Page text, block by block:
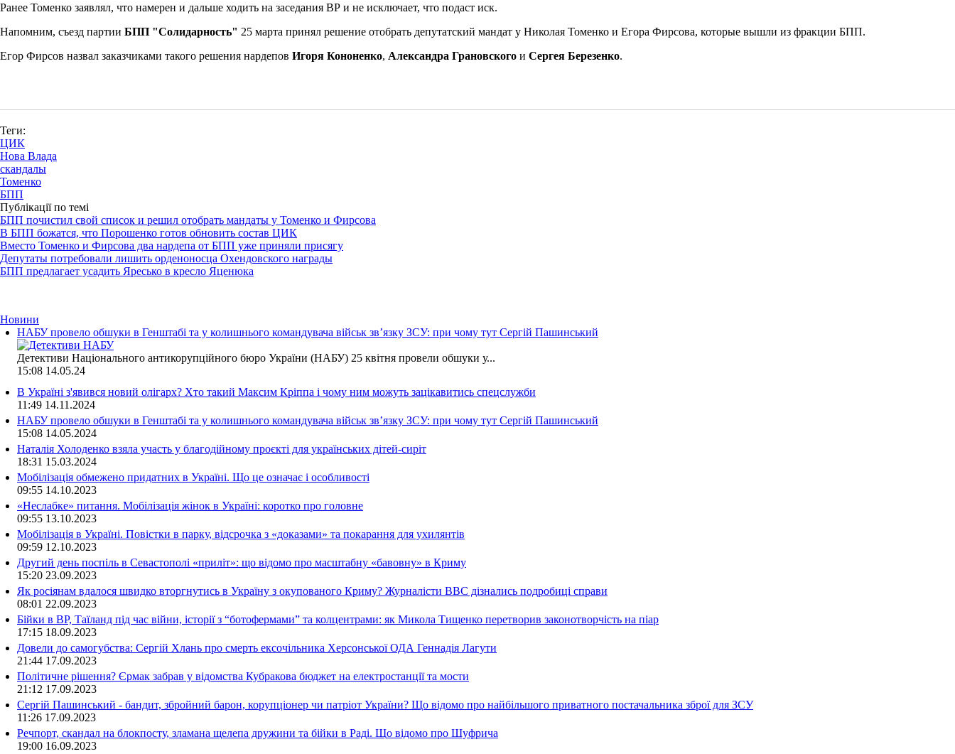
Ранее Томенко заявлял, что намерен и дальше ходить на заседания ВР и не исключает, что подаст иск.
Напомним, съезд партии БПП "Солидарность" 25 марта принял решение отобрать депутатский мандат у Николая Томенко и Егора Фирсова, которые вышли из фракции БПП.
Егор Фирсов назвал заказчиками такого решения нардепов Игоря Кононенко, Александра Грановского и Сергея Березенко.
Теги:
ЦИК
Нова Влада
скандалы
Томенко
БПП
Публікації по темі
БПП почистил свой список и решил отобрать мандаты у Томенко и Фирсова
В БПП божатся, что Порошенко готов обновить состав ЦИК
Вместо Томенко и Фирсова два нардепа от БПП уже приняли присягу
Депутаты потребовали лишить орденоносца Охендовского награды
БПП предлагает усадить Яресько в кресло Яценюка
Новини
НАБУ провело обшуки в Генштабі та у колишнього командувача військ зв’язку ЗСУ: при чому тут Сергій Пашинський
Детективи Національного антикорупційного бюро України (НАБУ) 25 квітня провели обшуки у...
15:08 14.05.24
В Україні з'явився новий олігарх? Хто такий Максим Кріппа і чому ним можуть зацікавитись спецслужби
11:49 14.11.2024
НАБУ провело обшуки в Генштабі та у колишнього командувача військ зв’язку ЗСУ: при чому тут Сергій Пашинський
15:08 14.05.2024
Наталія Холоденко взяла участь у благодійному проєкті для українських дітей-сиріт
18:31 15.03.2024
Мобілізація обмежено придатних в Україні. Що це означає і особливості
09:55 14.10.2023
«Неслабке» питання. Мобілізація жінок в Україні: коротко про головне
09:55 13.10.2023
Мобілізація в Україні. Повістки в парку, відсрочка з «доказами» та покарання для ухилянтів
09:59 12.10.2023
Другий день поспіль в Севастополі «приліт»: що відомо про масштабну «бавовну» в Криму
15:20 23.09.2023
Як росіянам вдалося швидко вторгнутись в Україну з окупованого Криму? Журналісти ВВС дізнались подробиці справи
08:01 22.09.2023
Бійки в ВР, Таїланд під час війни, історії з “ботофермами” та колцентрами: як Микола Тищенко перетворив законотворчість на піар
17:15 18.09.2023
Довели до самогубства: Сергій Хлань про смерть ексочільника Херсонської ОДА Геннадія Лагути
21:44 17.09.2023
Політичне рішення? Єрмак забрав у відомства Кубракова бюджет на електростанції та мости
21:12 17.09.2023
Сергій Пашинський - бандит, збройний барон, корупціонер чи патріот України? Що відомо про найбільшого приватного постачальника зброї для ЗСУ
11:26 17.09.2023
Речпорт, скандал на блокпосту, зламана щелепа дружини та бійки в Раді. Що відомо про Шуфрича
19:00 16.09.2023